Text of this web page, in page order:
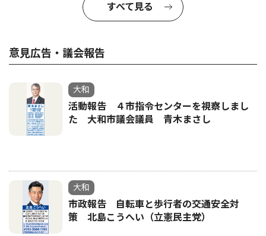
すべて見る
意見広告・議会報告
大和
活動報告 ４市指令センターを視察しまし
た 大和市議会議員 青木まさし
大和
市政報告 自転車と歩行者の交通安全対
策 北島こうへい（立憲民主党）